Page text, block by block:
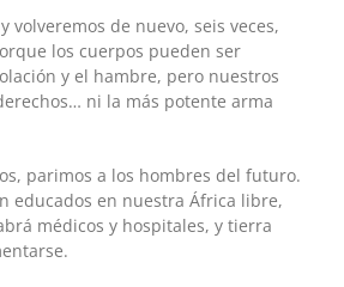
volveremos de nuevo, seis veces,
los cuerpos pueden ser
y el hambre, pero nuestros
ni la más potente arma
parimos a los hombres del futuro.
educados en nuestra África libre,
médicos y hospitales, y tierra